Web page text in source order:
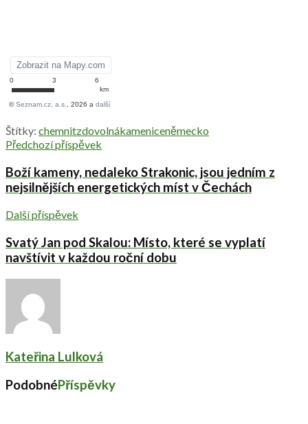
Štítky: chemnitzdovolnákameniceněmecko
Předchozí příspěvek
Boží kameny, nedaleko Strakonic, jsou jedním z
nejsilnějších energetických míst v Čechách
Další příspěvek
Svatý Jan pod Skalou: Místo, které se vyplatí
navštívit v každou roční dobu
Kateřina Lulková
PodobnéPříspěvky